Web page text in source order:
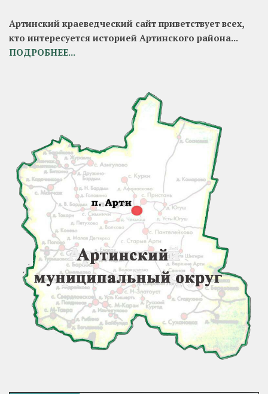
Артинский краеведческий сайт приветствует всех,
кто интересуется историей Артинского района...
ПОДРОБНЕЕ...